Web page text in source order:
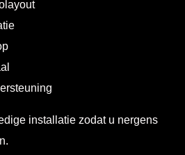
installatie zodat u nergens